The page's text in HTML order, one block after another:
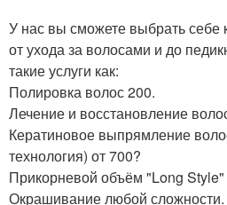
У нас вы сможете выбрать себе
от ухода за волосами и до
такие услуги как:
Полировка волос 200.
Лечение и восстановление
Кератиновое выпрямление
технология) от 700?
Прикорневой объём "Long
Окрашивание любой сложности.